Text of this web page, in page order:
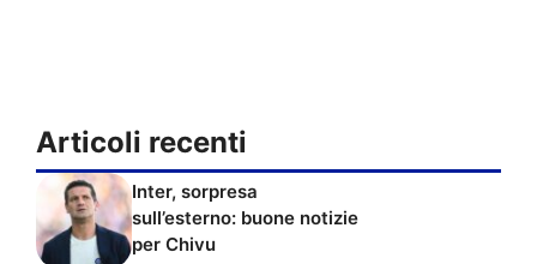
Articoli recenti
Inter, sorpresa
sull’esterno: buone notizie
per Chivu